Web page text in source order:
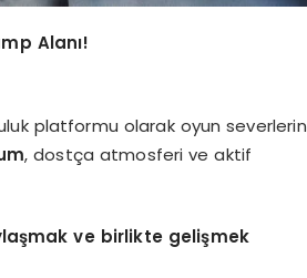
Alanı!
platformu olarak oyun severlerin
, dostça atmosferi ve aktif
ve birlikte gelişmek